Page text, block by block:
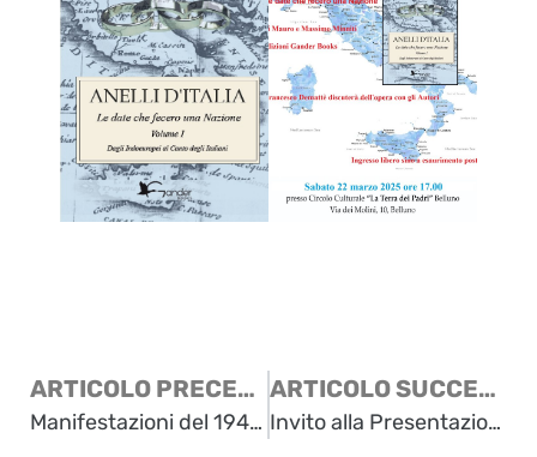
ARTICOLO PRECEDENTE
Manifestazioni del 1946 e presentazione del libro su Attilio Adami a Gorizia
ARTICOLO SUCCESSIVO
Invito alla Presentazione del Volume Filigrana d’Argento di Luciana Melon